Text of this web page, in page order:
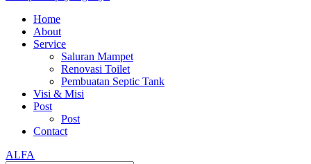
Home
About
Service
Saluran Mampet
Renovasi Toilet
Pembuatan Septic Tank
Visi & Misi
Post
Post
Contact
ALFA